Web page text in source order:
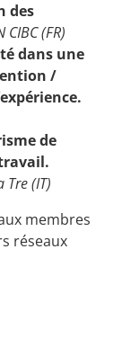
des
CIBC(FR)
dans une
/
de
Tre (IT)
membres
réseaux